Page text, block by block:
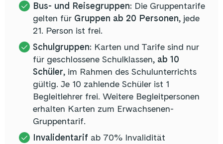
Bus- und Reisegruppen: Die Gruppentarife
gelten für Gruppen ab 20 Personen, jede
21. Person ist frei.
Schulgruppen: Karten und Tarife sind nur
für geschlossene Schulklassen, ab 10
Schüler, im Rahmen des Schulunterrichts
gültig. Je 10 zahlende Schüler ist 1
Begleitlehrer frei. Weitere Begleitpersonen
erhalten Karten zum Erwachsenen-
Gruppentarif.
Invalidentarif ab 70% Invalidität